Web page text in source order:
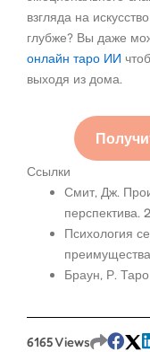
взгляда на
глубже? Вы даже
онлайн таро ИИ
выходя из дома.
Ссылки
Смит, Дж.
перспектива.
Психология
Браун, Р.
6165 Views